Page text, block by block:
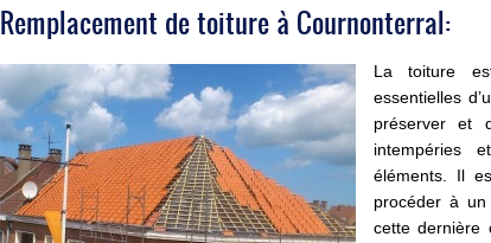
Remplacement de toiture à Cournonterral:
La toiture
essentielles
préserver et
intempéries
éléments. Il
procéder à un
cette dernière